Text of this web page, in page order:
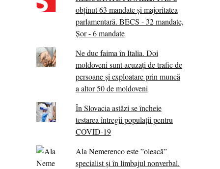
obținut 63 mandate și majoritatea
parlamentară. BECS - 32 mandate,
Șor - 6 mandate
Ne duc faima în Italia. Doi
moldoveni sunt acuzați de trafic de
persoane și exploatare prin muncă
a altor 50 de moldoveni
În Slovacia astăzi se încheie
testarea întregii populații pentru
COVID-19
Ala Nemerenco este ”oleacă”
specialist și în limbajul nonverbal.